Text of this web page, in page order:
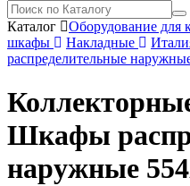
Каталог Оборудование для
шкафы
Накладные
распределительные
Шкафы
наружные